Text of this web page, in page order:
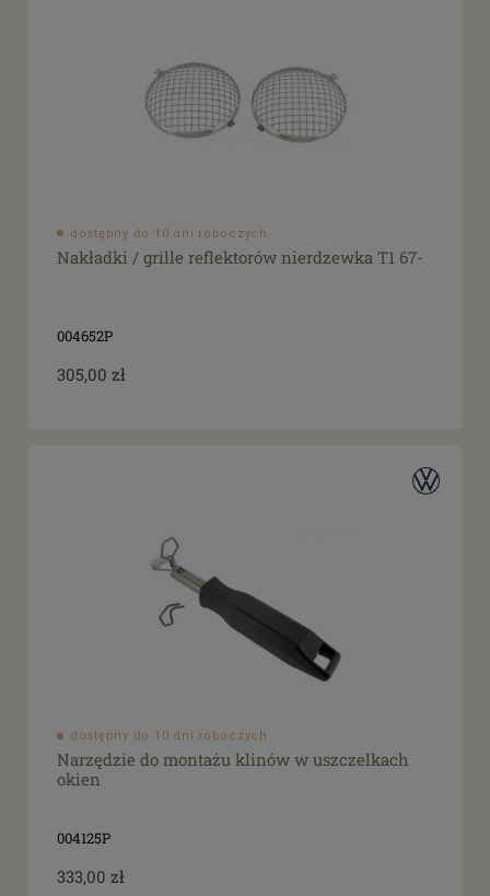
dostępny do 10 dni roboczych
Nakładki / grille reflektorów nierdzewka T1 67-
004652P
305,00 zł
dostępny do 10 dni roboczych
Narzędzie do montażu klinów w uszczelkach
okien
004125P
333,00 zł